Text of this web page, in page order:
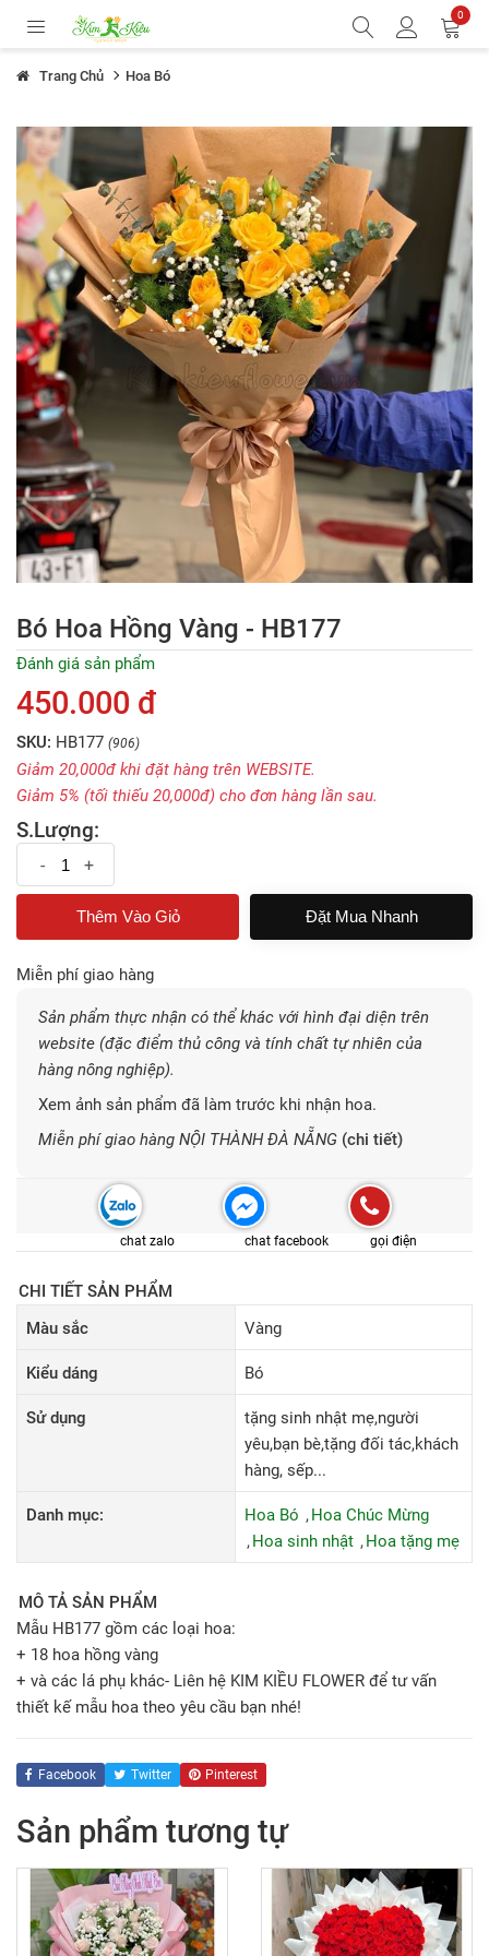
0
Trang Chủ Hoa Bó
Bó Hoa Hồng Vàng - HB177
Đánh giá sản phẩm
450.000 đ
SKU: HB177 (906)
Giảm 20,000đ khi đặt hàng trên WEBSITE.
Giảm 5% (tối thiếu 20,000đ) cho đơn hàng lần sau.
S.Lượng:
- +
Đặt Mua Nhanh
Miễn phí giao hàng
Sản phẩm thực nhận có thể khác với hình đại diện trên
website (đặc điểm thủ công và tính chất tự nhiên của
hàng nông nghiệp).
Xem ảnh sản phẩm đã làm trước khi nhận hoa.
Miễn phí giao hàng NỘI THÀNH ĐÀ NẴNG (chi tiết)
chat zalo chat facebook gọi điện
CHI TIẾT SẢN PHẨM
Màu sắc
Vàng
Kiểu dáng Bó
Sử dụng
tặng sinh nhật mẹ,người
yêu,bạn bè,tặng đối tác,khách
hàng, sếp...
Danh mục: Hoa Bó
Hoa Chúc Mừng
Hoa sinh nhật
Hoa tặng mẹ
MÔ TẢ SẢN PHẨM
Mẫu HB177 gồm các loại hoa:
+ 18 hoa hồng vàng
+ và các lá phụ khác- Liên hệ KIM KIỀU FLOWER để tư vấn
thiết kế mẫu hoa theo yêu cầu bạn nhé!
Facebook Twitter Pinterest
Sản phẩm tương tự